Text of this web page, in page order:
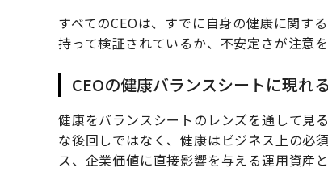
すべてのCEOは、すでに自身の健康に関す
持って検証されているか、不安定さが注意
CEOの健康バランスシートに現れ
健康をバランスシートのレンズを通して見
な後回しではなく、健康はビジネス上の必
ス、企業価値に直接影響を与える運用資産と